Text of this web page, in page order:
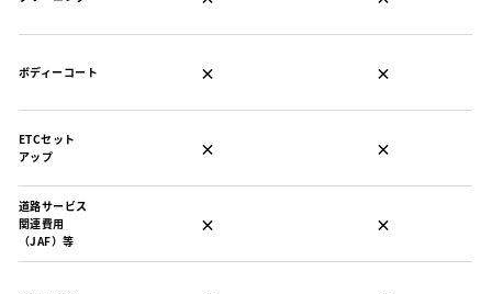
ボディーコート × ×
ETCセット
アップ
× ×
道路サービス
関連費用
（JAF）等
× ×